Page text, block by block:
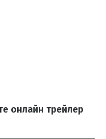
онлайн трейлер